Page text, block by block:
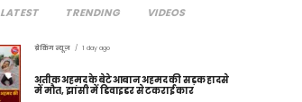
LATEST TRENDING VIDEOS
ब्रेकिंग न्यूज़ 1 day ago
अतीक अहमद के बेटे आबान अहमद की सड़क हादसे
में मौत, झांसी में डिवाइडर से टकराई कार